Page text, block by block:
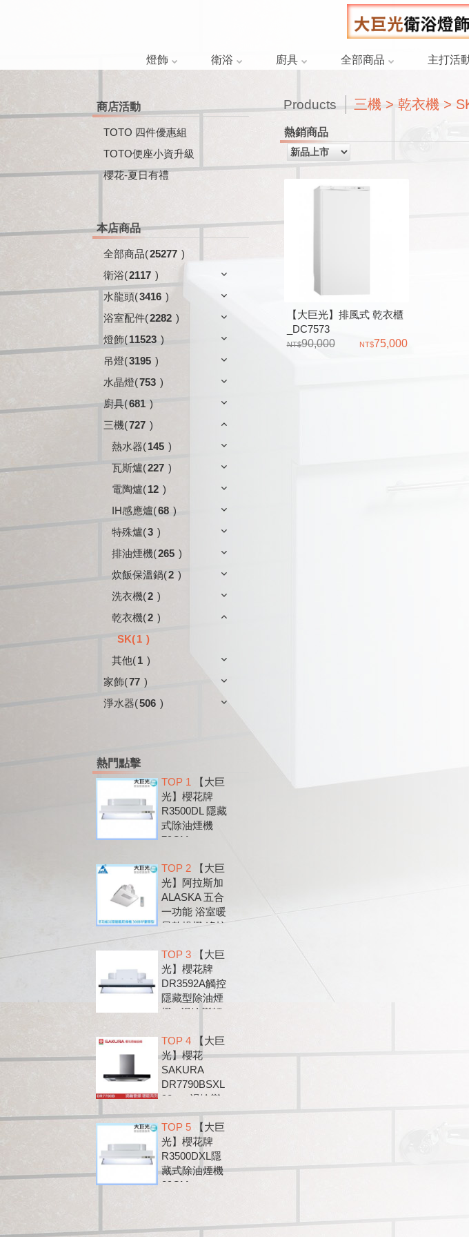
燈飾 衛浴 廚具 全部商品 主打活
商店活動
TOTO 四件優惠組
TOTO便座小資升級
櫻花-夏日有禮
本店商品
全部商品(25277 )
衛浴(2117 )
水龍頭(3416 )
浴室配件(2282 )
燈飾(11523 )
吊燈(3195 )
水晶燈(753 )
廚具(681 )
三機(727 )
熱水器(145 )
瓦斯爐(227 )
電陶爐(12 )
IH感應爐(68 )
特殊爐(3 )
排油煙機(265 )
炊飯保溫鍋(2 )
洗衣機(2 )
乾衣機(2 )
SK(1 )
其他(1 )
家飾(77 )
淨水器(506 )
熱門點擊
TOP 1
【大巨
光】櫻花牌
R3500DL 隱藏
式除油煙機
79CM
TOP 2【大巨
光】阿拉斯加
ALASKA 五合
一功能 浴室暖
風乾燥機 遙控
TOP 3【大巨
光】櫻花牌
DR3592A觸控
隱藏型除油煙
機 - 渦輪變頻
TOP 4【大巨
光】櫻花
SAKURA
DR7790BSXL
90cm 渦輪變
頻 環吸 歐化
除油煙機
DR7790B
TOP 5【大巨
光】櫻花牌
R3500DXL隱
藏式除油煙機
89CM
Products 三機 > 乾衣機 >
熱銷商品
【大巨光】排風式 乾衣櫃
_DC7573
90,000
75,000